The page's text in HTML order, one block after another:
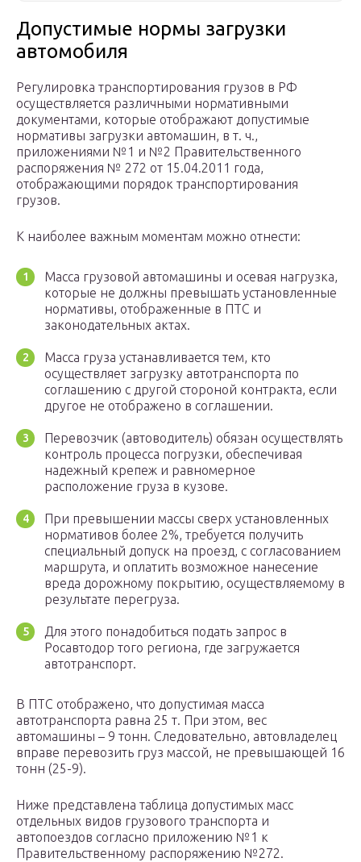
Допустимые нормы загрузки
автомобиля
Регулировка транспортирования грузов в РФ
осуществляется различными нормативными
документами, которые отображают допустимые
нормативы загрузки автомашин, в т. ч.,
приложениями №1 и №2 Правительственного
распоряжения № 272 от 15.04.2011 года,
отображающими порядок транспортирования
грузов.
К наиболее важным моментам можно отнести:
Масса грузовой автомашины и осевая нагрузка,
которые не должны превышать установленные
нормативы, отображенные в ПТС и
законодательных актах.
Масса груза устанавливается тем, кто
осуществляет загрузку автотранспорта по
соглашению с другой стороной контракта, если
другое не отображено в соглашении.
Перевозчик (автоводитель) обязан осуществлять
контроль процесса погрузки, обеспечивая
надежный крепеж и равномерное
расположение груза в кузове.
При превышении массы сверх установленных
нормативов более 2%, требуется получить
специальный допуск на проезд, с согласованием
маршрута, и оплатить возможное нанесение
вреда дорожному покрытию, осуществляемому в
результате перегруза.
Для этого понадобиться подать запрос в
Росавтодор того региона, где загружается
автотранспорт.
В ПТС отображено, что допустимая масса
автотранспорта равна 25 т. При этом, вес
автомашины – 9 тонн. Следовательно, автовладелец
вправе перевозить груз массой, не превышающей 16
тонн (25-9).
Ниже представлена таблица допустимых масс
отдельных видов грузового транспорта и
автопоездов согласно приложению №1 к
Правительственному распоряжению №272.